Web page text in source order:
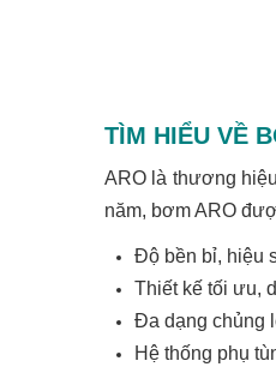
TÌM HIỂU VỀ
ARO là thương
năm, bơm ARO
Độ bền bỉ, hiệu
Thiết kế tối ưu,
Đa dạng chủng
Hệ thống phụ